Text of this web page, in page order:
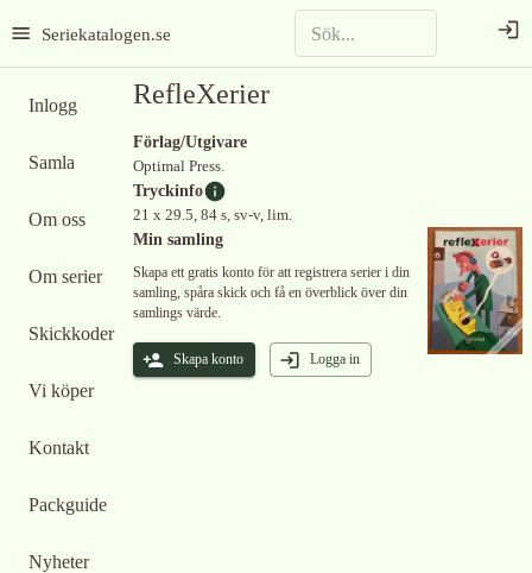
Seriekatalogen.se
Inlogg
Samla
Om oss
Om serier
Skickkoder
Vi köper
Kontakt
Packguide
Nyheter
RefleXerier
Förlag/Utgivare
Optimal Press.
Tryckinfo
21 x 29.5, 84 s, sv-v, lim.
Min samling
Skapa ett gratis konto för att registrera serier i din
samling, spåra skick och få en överblick över din
samlings värde.
Skapa konto Logga in